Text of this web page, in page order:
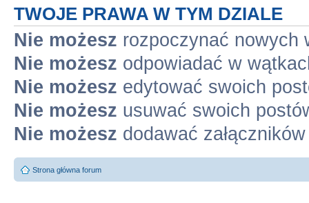
TWOJE PRAWA W TYM DZIALE
Nie możesz rozpoczynać nowych
Nie możesz odpowiadać w
Nie możesz edytować swoich
Nie możesz usuwać swoich
Nie możesz dodawać załączników
Strona główna forum